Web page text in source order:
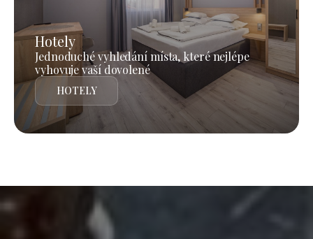
Hotely
Jednoduché vyhledání místa, které nejlépe
vyhovuje vaší dovolené
HOTELY